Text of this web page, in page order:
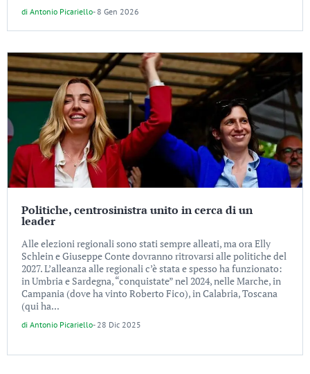
di Antonio Picariello- 8 Gen 2026
Politiche, centrosinistra unito in cerca di un
leader
Alle elezioni regionali sono stati sempre alleati, ma ora Elly
Schlein e Giuseppe Conte dovranno ritrovarsi alle politiche del
2027. L’alleanza alle regionali c’è stata e spesso ha funzionato:
in Umbria e Sardegna, “conquistate” nel 2024, nelle Marche, in
Campania (dove ha vinto Roberto Fico), in Calabria, Toscana
(qui ha...
di Antonio Picariello- 28 Dic 2025